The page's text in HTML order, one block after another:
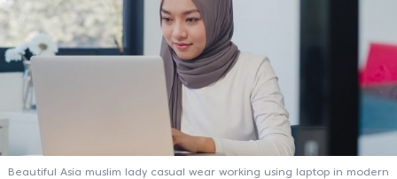
Beautiful Asia muslim lady casual wear working using laptop in modern